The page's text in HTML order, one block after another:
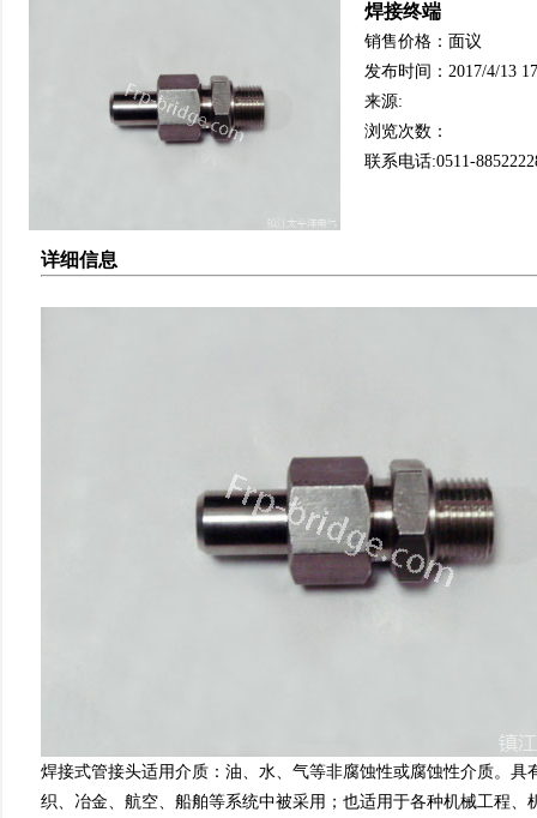
焊接终端
销售价格：面议
发布时间：2017/4/13
来源:
浏览次数：
联系电话:0511-
详细信息
焊接式管接头适用介质：油、水、气等非腐蚀性或腐蚀性介质。
织、冶金、航空、船舶等系统中被采用；也适用于各种机械工程、